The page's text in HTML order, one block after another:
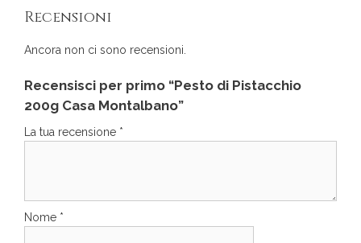
Recensioni
Ancora non ci sono recensioni.
Recensisci per primo “Pesto di Pistacchio
200g Casa Montalbano”
La tua recensione *
Nome *